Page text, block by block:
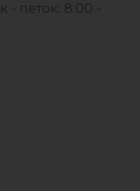
- петок: 8:00 -